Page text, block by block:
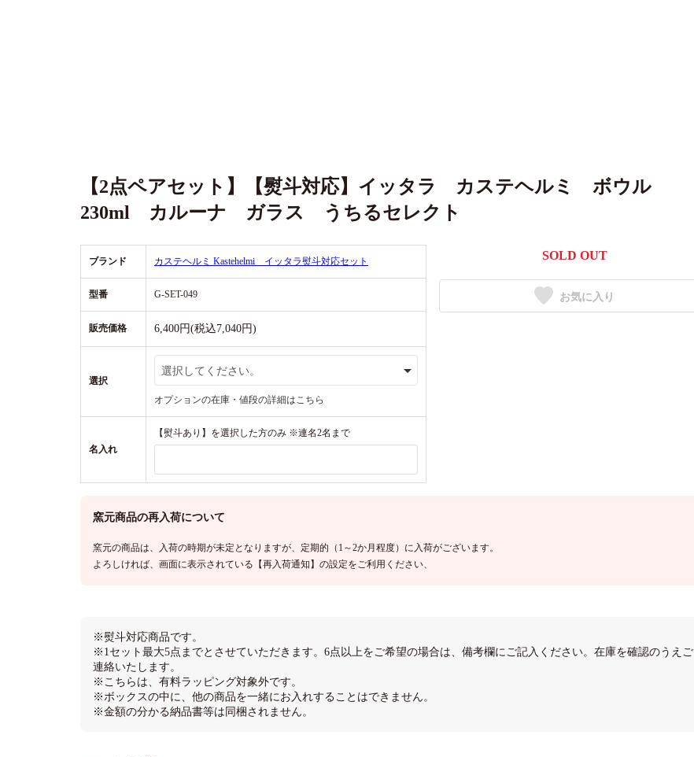
【2点ペアセット】【熨斗対応】イッタラ カステヘルミ ボウル
230ml カルーナ ガラス うちるセレクト
ブランド カステヘルミ Kastehelmi イッタラ熨斗対応セット
型番 G-SET-049
販売価格 6,400円(税込7,040円)
選択
オプションの在庫・値段の詳細はこちら
名入れ
【熨斗あり】を選択した方のみ ※連名2名まで
SOLD OUT
お気に入り
窯元商品の再入荷について
窯元の商品は、入荷の時期が未定となりますが、定期的（1～2か月程度）に入荷がございます。
よろしければ、画面に表示されている【再入荷通知】の設定をご利用ください、
※熨斗対応商品です。
※1セット最大5点までとさせていただきます。6点以上をご希望の場合は、備考欄にご記入ください。在庫を確認のうえご
連絡いたします。
※こちらは、有料ラッピング対象外です。
※ボックスの中に、他の商品を一緒にお入れすることはできません。
※金額の分かる納品書等は同梱されません。